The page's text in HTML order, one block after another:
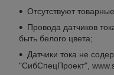
Отсутствуют
Провода датчиков
быть белого цвета;
Датчики тока не
"СибСпецПроект",